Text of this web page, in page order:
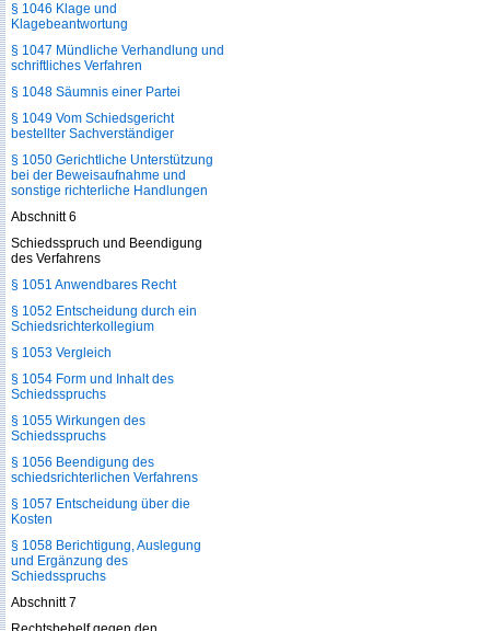
§ 1046 Klage und
Klagebeantwortung
§ 1047 Mündliche Verhandlung und
schriftliches Verfahren
§ 1048 Säumnis einer Partei
§ 1049 Vom Schiedsgericht
bestellter Sachverständiger
§ 1050 Gerichtliche Unterstützung
bei der Beweisaufnahme und
sonstige richterliche Handlungen
Abschnitt 6
Schiedsspruch und Beendigung
des Verfahrens
§ 1051 Anwendbares Recht
§ 1052 Entscheidung durch ein
Schiedsrichterkollegium
§ 1053 Vergleich
§ 1054 Form und Inhalt des
Schiedsspruchs
§ 1055 Wirkungen des
Schiedsspruchs
§ 1056 Beendigung des
schiedsrichterlichen Verfahrens
§ 1057 Entscheidung über die
Kosten
§ 1058 Berichtigung, Auslegung
und Ergänzung des
Schiedsspruchs
Abschnitt 7